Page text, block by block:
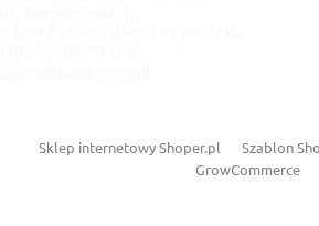
Sklep internetowy Shoper.pl Szablon
GrowCommerce